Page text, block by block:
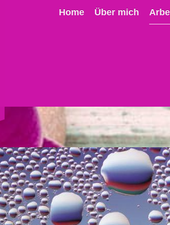
Home Über mich